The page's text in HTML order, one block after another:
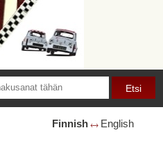
Finnish 🡘 English